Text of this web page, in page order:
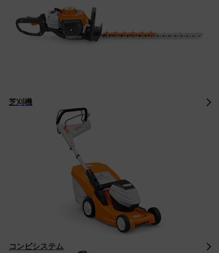
芝刈機
コンビシステム